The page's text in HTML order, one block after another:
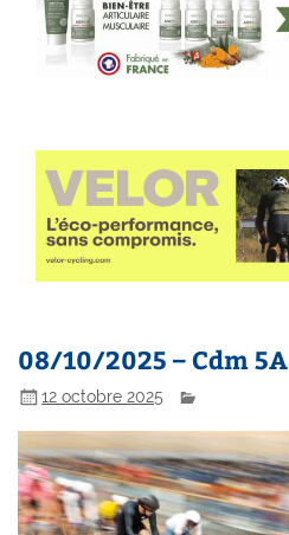
08/10/2025 – Cdm 5A
12 octobre 2025